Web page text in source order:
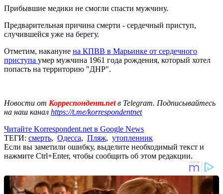
Прибывшие медики не смогли спасти мужчину.
Предварительная причина смерти - сердечный приступ,
случившейся уже на берегу.
Отметим, накануне на КПВВ в Марьинке от сердечного
приступа умер мужчина 1961 года рождения, который хотел
попасть на территорию "ДНР".
Новости от Корреспондент.netв Telegram. Подписывайтесь
на наш канал https://t.me/korrespondentnet
Читайте Korrespondent.net в Google News
ТЕГИ: смерть, Одесса, Пляж, утопленник
Если вы заметили ошибку, выделите необходимый текст и
нажмите Ctrl+Enter, чтобы сообщить об этом редакции.